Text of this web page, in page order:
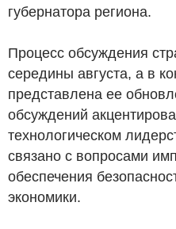
губернатора региона.
Процесс обсуждения
середины августа, а в
представлена ее
обсуждений
технологическом
связано с вопросами
обеспечения
экономики.